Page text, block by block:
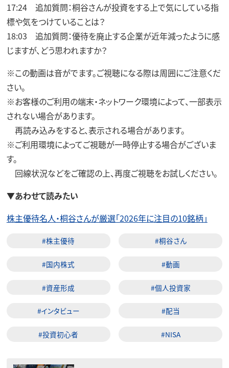
17:24 追加質問：桐谷さんが投資をする上で気にしている指
標や気をつけていることは？
18:03 追加質問：優待を廃止する企業が近年減ったように感
じますが、どう思われますか？
※この動画は音がでます。ご視聴になる際は周囲にご注意くだ
さい。
※お客様のご利用の端末・ネットワーク環境によって、一部表示
されない場合があります。
再読み込みをすると、表示される場合があります。
※ご利用環境によってご視聴が一時停止する場合がございま
す。
回線状況などをご確認の上、再度ご視聴をお試しください。
▼あわせて読みたい
株主優待名人・桐谷さんが厳選「2026年に注目の10銘柄」
#株主優待 #桐谷さん
#国内株式 #動画
#資産形成 #個人投資家
#インタビュー #配当
#投資初心者 #NISA